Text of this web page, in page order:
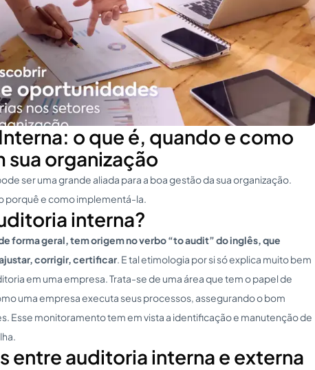
o que é, quando e como
sua organização
ser uma grande aliada para a boa gestão da sua organização.
porquê e como implementá-la.
interna?
forma geral, tem origem no verbo “to audit” do inglês, que
corrigir, certificar. E tal etimologia por si só explica muito bem
em uma empresa. Trata-se de uma área que tem o papel de
uma empresa executa seus processos, assegurando o bom
Esse monitoramento tem em vista a identificação e manutenção de
entre auditoria interna e externa